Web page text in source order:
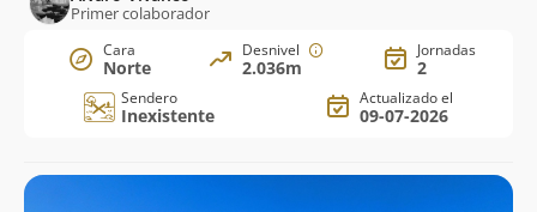
Primer colaborador
Cara
Norte
Desnivel
2.036m
Jornadas
2
Sendero
Inexistente
Actualizado el
09-07-2026